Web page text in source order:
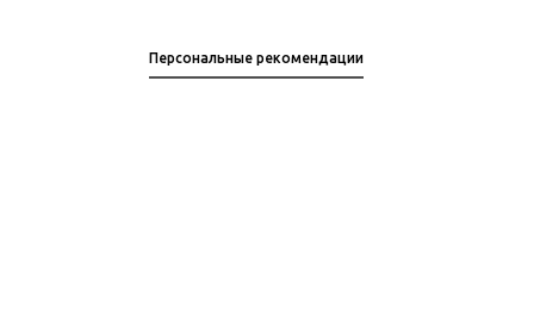
Персональные рекомендации